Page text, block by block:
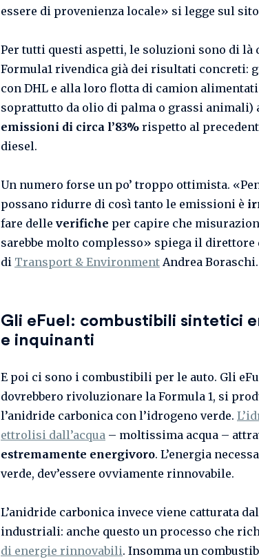
essere di provenienza locale» si legge sul sito
Per tutti questi aspetti, le soluzioni sono di là
Formula1 rivendica già dei risultati concreti:
con DHL e alla loro flotta di camion
soprattutto da olio di palma o grassi animali)
emissioni di circa l’83% rispetto al
diesel.
Un numero forse un po’ troppo ottimista.
possano ridurre di così tanto le emissioni è
fare delle verifiche per capire che
sarebbe molto complesso» spiega il
di Transport & Environment Andrea Boraschi.
Gli eFuel: combustibili sintetici
e inquinanti
E poi ci sono i combustibili per le auto. Gli
dovrebbero rivoluzionare la Formula 1, si
l’anidride carbonica con l’idrogeno verde.
ettrolisi dall’acqua – moltissima acqua –
estremamente energivoro. L’energia
verde, dev’essere ovviamente rinnovabile.
L’anidride carbonica invece viene catturata
industriali: anche questo un processo che
di energie rinnovabili. Insomma un